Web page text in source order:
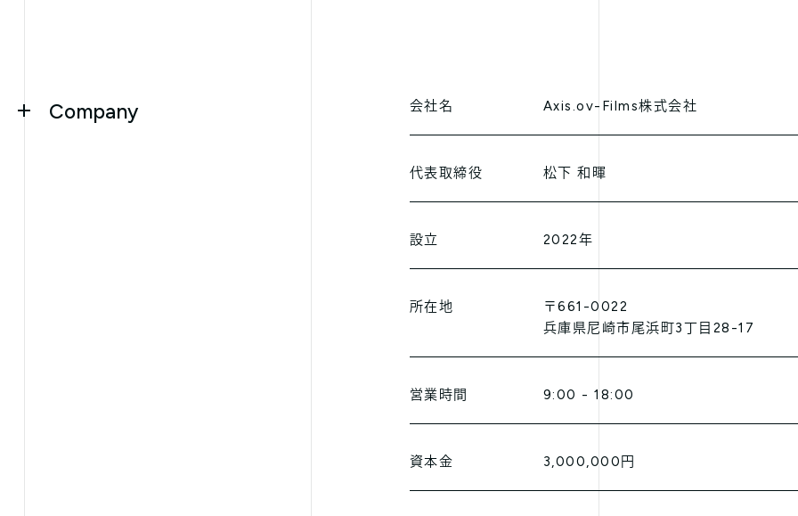
Company 会社名 Axis.ov-Films株式会社
代表取締役 松下 和暉
設立 2022年
所在地
〒661-0022
兵庫県尼崎市尾浜町3丁目28-17
営業時間 9:00 - 18:00
資本金 3,000,000円